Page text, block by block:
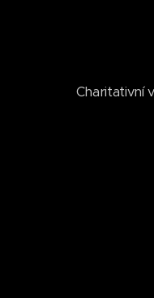
Charitativní